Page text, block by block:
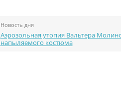
Новость дня
Аэрозольная утопия Вальтера
напыляемого костюма